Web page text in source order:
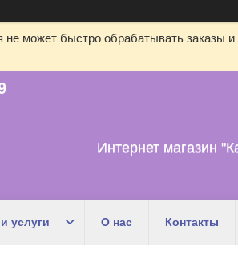
не может быстро обрабатывать заказы
Интернет магазин
услуги О нас Контакты